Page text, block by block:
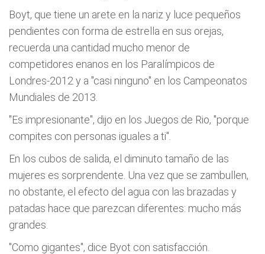
Boyt, que tiene un arete en la nariz y luce pequeños
pendientes con forma de estrella en sus orejas,
recuerda una cantidad mucho menor de
competidores enanos en los Paralímpicos de
Londres-2012 y a "casi ninguno" en los Campeonatos
Mundiales de 2013.
"Es impresionante", dijo en los Juegos de Rio, "porque
compites con personas iguales a ti".
En los cubos de salida, el diminuto tamaño de las
mujeres es sorprendente. Una vez que se zambullen,
no obstante, el efecto del agua con las brazadas y
patadas hace que parezcan diferentes: mucho más
grandes.
"Como gigantes", dice Byot con satisfacción.